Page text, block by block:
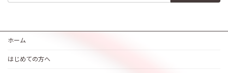
ホーム
はじめての方へ